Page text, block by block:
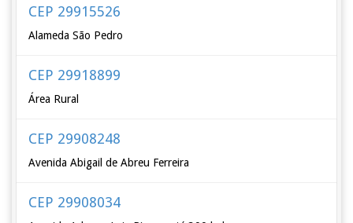
CEP 29915526
Alameda São Pedro
CEP 29918899
Área Rural
CEP 29908248
Avenida Abigail de Abreu Ferreira
CEP 29908034